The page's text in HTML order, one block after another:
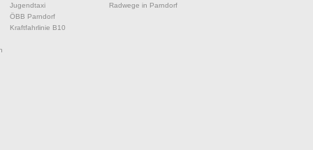
Jugendtaxi
ÖBB Parndorf
Kraftfahrlinie B10
Radwege in Parndorf